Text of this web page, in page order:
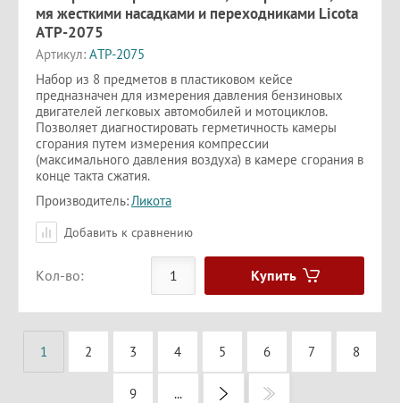
мя жесткими насадками и переходниками Licota
ATP-2075
Артикул: ATP-2075
Набор из 8 предметов в пластиковом кейсе
предназначен для измерения давления бензиновых
двигателей легковых автомобилей и мотоциклов.
Позволяет диагностировать герметичность камеры
сгорания путем измерения компрессии
(максимального давления воздуха) в камере сгорания в
конце такта сжатия.
Производитель: Ликота
Добавить к сравнению
Кол-во: Купить
1 2 3 4 5 6 7 8
9 ...